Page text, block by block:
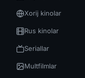
Xorij kinolar
Rus kinolar
Seriallar
Multfilmlar